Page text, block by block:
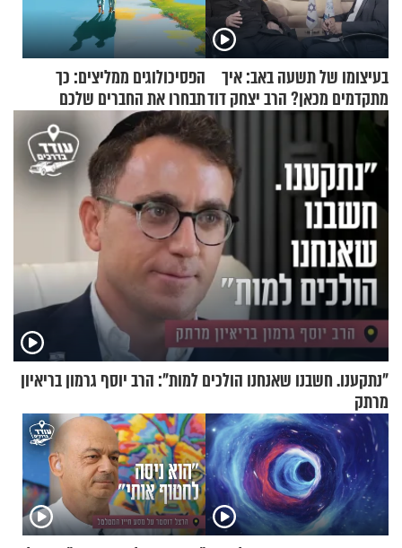
בעיצומו של תשעה באב: איך
מתקדמים מכאן? הרב יצחק דוד
גרוסמן בשיחה מיוחדת
הפסיכולוגים ממליצים: כך
תבחרו את החברים שלכם
בחיים
"נתקענו. חשבנו שאנחנו הולכים למות": הרב יוסף גרמון בריאיון
מרתק